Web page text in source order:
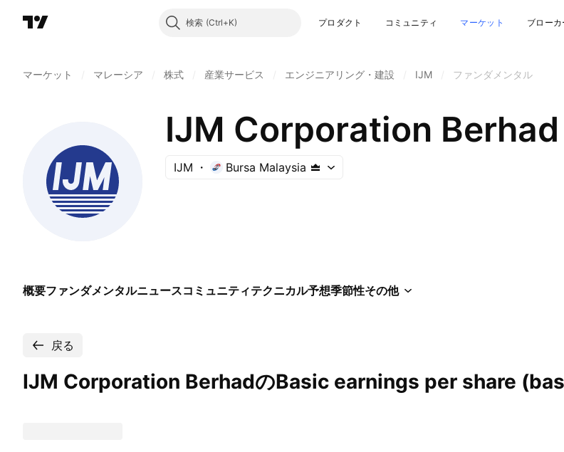
検索 プロダクト コミュニティ マーケット ブローカ
マーケット マレーシア 株式 産業サービス エンジニアリング・建設 IJM ファンダメンタル
IJM Corporation Berhad
IJM Bursa Malaysia
概要ファンダメンタルニュースコミュニティテクニカル予想季節性その他
戻る
IJM Corporation BerhadのBasic earnings per share